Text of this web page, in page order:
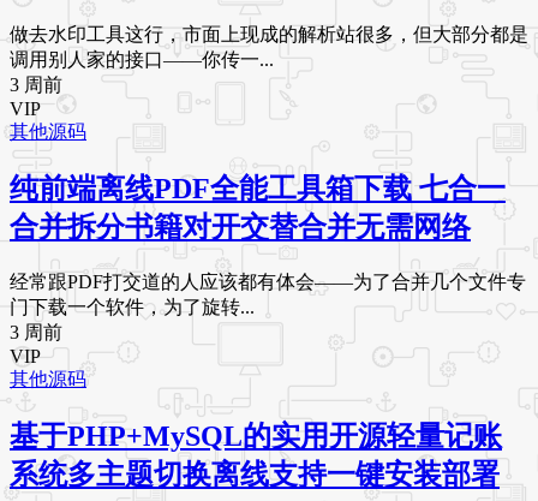
做去水印工具这行，市面上现成的解析站很多，但大部分都是
调用别人家的接口——你传一...
3 周前
VIP
其他源码
纯前端离线PDF全能工具箱下载 七合一
合并拆分书籍对开交替合并无需网络
经常跟PDF打交道的人应该都有体会——为了合并几个文件专
门下载一个软件，为了旋转...
3 周前
VIP
其他源码
基于PHP+MySQL的实用开源轻量记账
系统多主题切换离线支持一键安装部署